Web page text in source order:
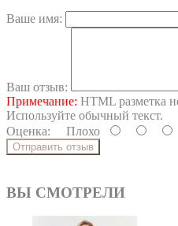
Ваше имя:
Ваш отзыв:
Примечание: HTML разметка
Используйте обычный текст.
Оценка: Плохо
Отправить отзыв
ВЫ СМОТРЕЛИ